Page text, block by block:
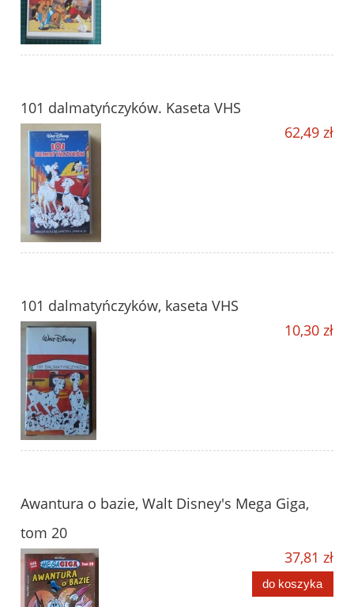
101 dalmatyńczyków. Kaseta VHS
62,49 zł
101 dalmatyńczyków, kaseta VHS
10,30 zł
Awantura o bazie, Walt Disney's Mega Giga,
tom 20
37,81 zł
do koszyka